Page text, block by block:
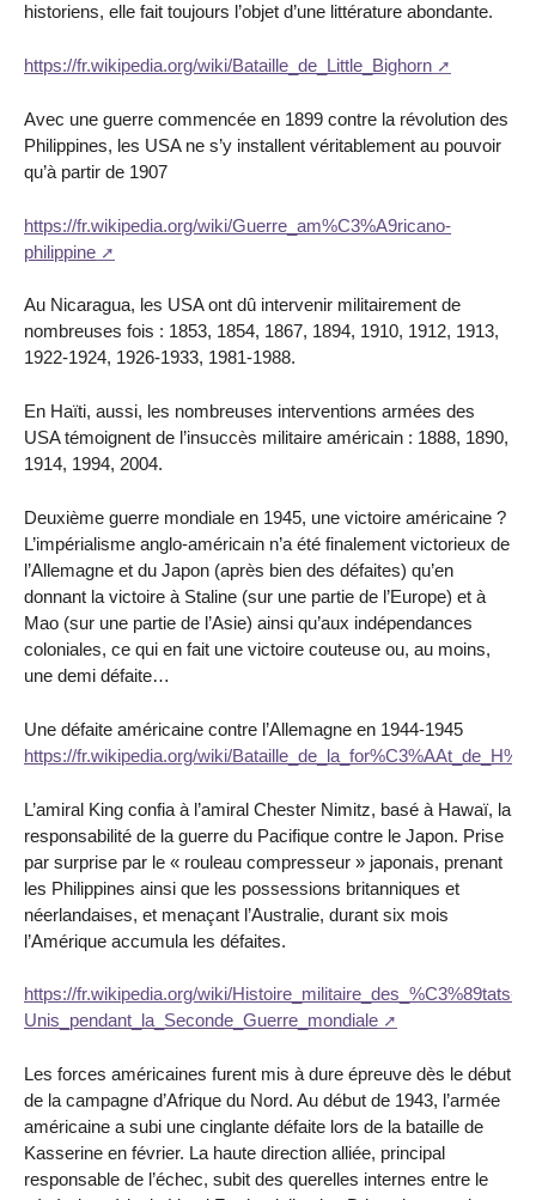
historiens, elle fait toujours l’objet d’une littérature abondante.
https://fr.wikipedia.org/wiki/Bataille_de_Little_Bighorn
Avec une guerre commencée en 1899 contre la révolution des
Philippines, les USA ne s’y installent véritablement au pouvoir
qu’à partir de 1907
https://fr.wikipedia.org/wiki/Guerre_am%C3%A9ricano-
philippine
Au Nicaragua, les USA ont dû intervenir militairement de
nombreuses fois : 1853, 1854, 1867, 1894, 1910, 1912, 1913,
1922-1924, 1926-1933, 1981-1988.
En Haïti, aussi, les nombreuses interventions armées des
USA témoignent de l’insuccès militaire américain : 1888, 1890,
1914, 1994, 2004.
Deuxième guerre mondiale en 1945, une victoire américaine ?
L’impérialisme anglo-américain n’a été finalement victorieux de
l’Allemagne et du Japon (après bien des défaites) qu’en
donnant la victoire à Staline (sur une partie de l’Europe) et à
Mao (sur une partie de l’Asie) ainsi qu’aux indépendances
coloniales, ce qui en fait une victoire couteuse ou, au moins,
une demi défaite…
Une défaite américaine contre l’Allemagne en 1944-1945
https://fr.wikipedia.org/wiki/
L’amiral King confia à l’amiral Chester Nimitz, basé à Hawaï, la
responsabilité de la guerre du Pacifique contre le Japon. Prise
par surprise par le « rouleau compresseur » japonais, prenant
les Philippines ainsi que les possessions britanniques et
néerlandaises, et menaçant l’Australie, durant six mois
l’Amérique accumula les défaites.
https://fr.wikipedia.org/wiki/Histoire_militaire_des_%C3%89tats-
Unis_pendant_la_Seconde_Guerre_mondiale
Les forces américaines furent mis à dure épreuve dès le début
de la campagne d’Afrique du Nord. Au début de 1943, l’armée
américaine a subi une cinglante défaite lors de la bataille de
Kasserine en février. La haute direction alliée, principal
responsable de l’échec, subit des querelles internes entre le